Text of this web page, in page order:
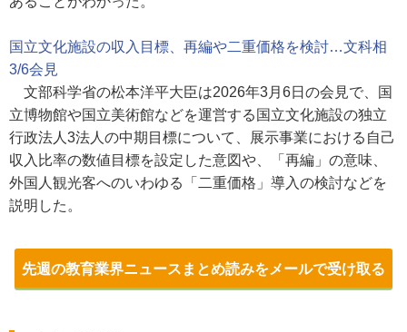
国立文化施設の収入目標、再編や二重価格を検討…文科相
3/6会見
文部科学省の松本洋平大臣は2026年3月6日の会見で、国
立博物館や国立美術館などを運営する国立文化施設の独立
行政法人3法人の中期目標について、展示事業における自己
収入比率の数値目標を設定した意図や、「再編」の意味、
外国人観光客へのいわゆる「二重価格」導入の検討などを
説明した。
先週の教育業界ニュースまとめ読みをメールで受け取る